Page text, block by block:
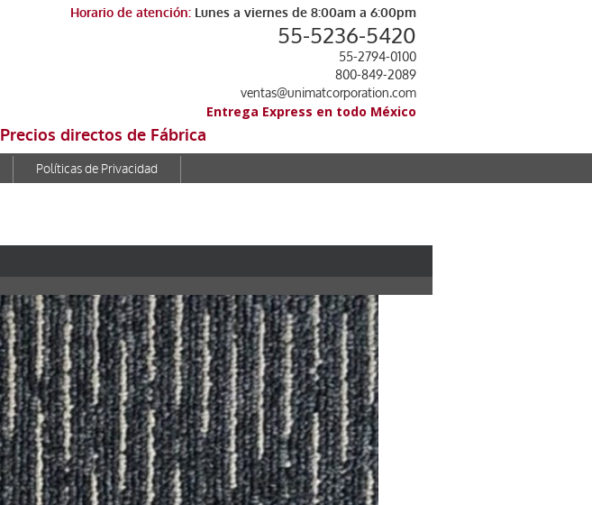
Horario de atención: Lunes a viernes de 8:00am a 6:00pm
55-5236-5420
55-2794-0100
800-849-2089
ventas@unimatcorporation.com
Entrega Express en todo México
Precios directos de Fábrica
Políticas de Privacidad